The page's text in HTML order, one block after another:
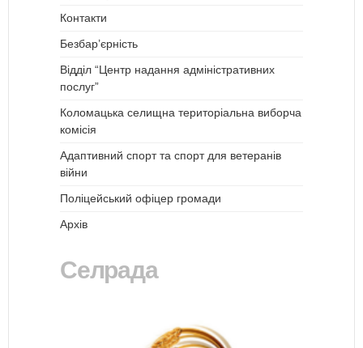
Контакти
Безбар’єрність
Відділ “Центр надання адміністративних
послуг”
Коломацька селищна територіальна виборча
комісія
Адаптивний спорт та спорт для ветеранів
війни
Поліцейський офіцер громади
Архів
Селрада